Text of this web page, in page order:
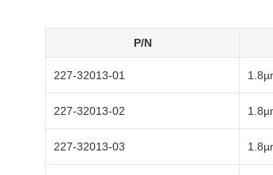
P/N
227-32013-01
227-32013-02
227-32013-03